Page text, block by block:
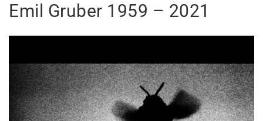
Emil Gruber 1959 – 2021